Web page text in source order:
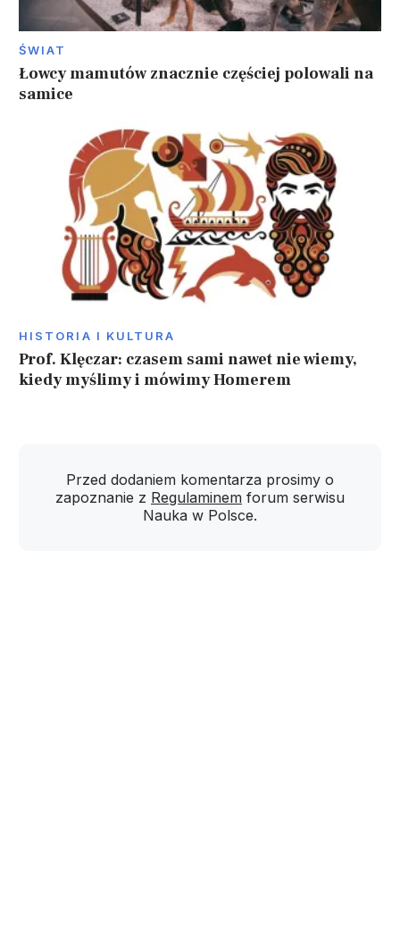
ŚWIAT
Łowcy mamutów znacznie częściej polowali na
samice
HISTORIA I KULTURA
Prof. Klęczar: czasem sami nawet nie wiemy,
kiedy myślimy i mówimy Homerem
Przed dodaniem komentarza prosimy o
zapoznanie z Regulaminem forum serwisu
Nauka w Polsce.